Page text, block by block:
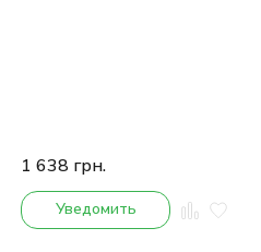
1 638 грн.
Уведомить